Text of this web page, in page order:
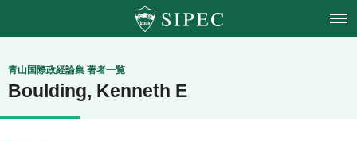
青山学院大学
国際政治経済学会
青山国際政経論集 著者一覧
Boulding, Kenneth E